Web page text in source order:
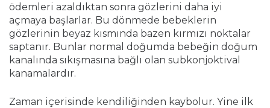
ödemleri azaldıktan sonra gözlerini daha iyi
açmaya başlarlar. Bu dönmede bebeklerin
gözlerinin beyaz kısmında bazen kırmızı noktalar
saptanır. Bunlar normal doğumda bebeğin doğum
kanalında sıkışmasına bağlı olan subkonjoktival
kanamalardır.
Zaman içerisinde kendiliğinden kaybolur. Yine ilk